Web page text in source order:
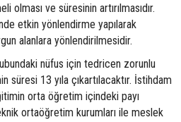
ve süresinin artırılmasıdır.
etkin yönlendirme yapılarak
alanlara yönlendirilmesidir.
nüfus için tedricen zorunlu
süresi 13 yıla çıkartılacaktır. İstihdam
orta öğretim içindeki payı
ortaöğretim kurumları ile meslek